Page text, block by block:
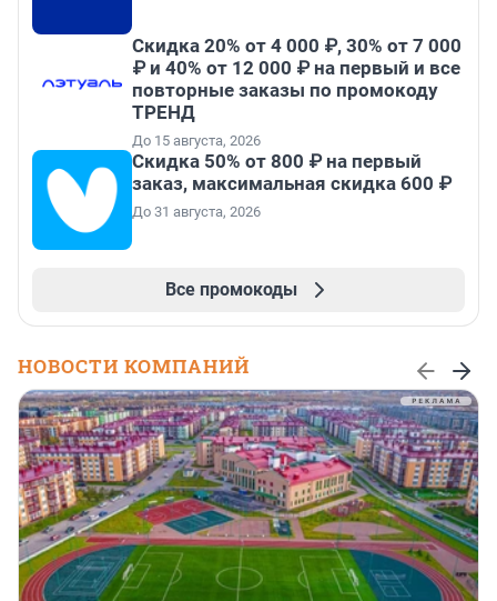
Скидка 20% от 4 000 ₽, 30% от 7 000
₽ и 40% от 12 000 ₽ на первый и все
повторные заказы по промокоду
ТРЕНД
До 15 августа, 2026
Скидка 50% от 800 ₽ на первый
заказ, максимальная скидка 600 ₽
До 31 августа, 2026
Все промокоды
НОВОСТИ КОМПАНИЙ